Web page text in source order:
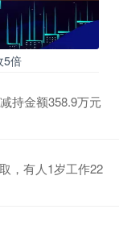
5倍
持金额358.9万元
，有人1岁工作22